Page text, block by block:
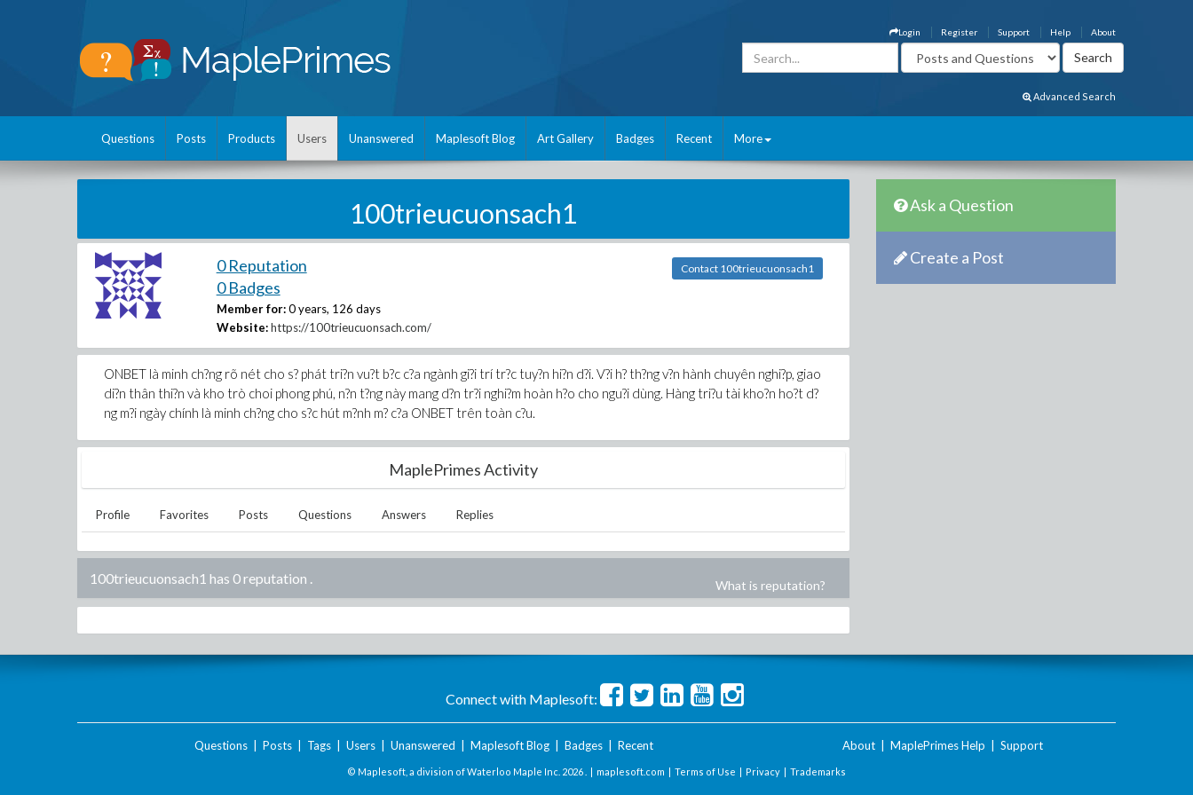
About
Help
Support
Register
Login
Advanced Search
Questions Posts Products Users Unanswered Maplesoft Blog Art Gallery Badges Recent More
100trieucuonsach1
0 Reputation
0 Badges
Member for: 0 years, 126 days
Website: https://100trieucuonsach.com/
Contact 100trieucuonsach1
ONBET là minh ch?ng rõ nét cho s? phát tri?n vu?t b?c c?a ngành gi?i trí tr?c tuy?n hi?n d?i. V?i h? th?ng v?n hành chuyên nghi?p, giao
di?n thân thi?n và kho trò choi phong phú, n?n t?ng này mang d?n tr?i nghi?m hoàn h?o cho ngu?i dùng. Hàng tri?u tài kho?n ho?t d?
ng m?i ngày chính là minh ch?ng cho s?c hút m?nh m? c?a ONBET trên toàn c?u.
MaplePrimes Activity
Profile Favorites Posts Questions Answers Replies
100trieucuonsach1 has 0 reputation . What is reputation?
Ask a Question
Create a Post
Connect with Maplesoft:
Questions| Posts| Tags| Users| Unanswered Maplesoft Blog| Badges| Recent About MaplePrimes Help Support
© Maplesoft, a division of Waterloo Maple Inc. 2026 . | maplesoft.com | Terms of Use | Privacy | Trademarks